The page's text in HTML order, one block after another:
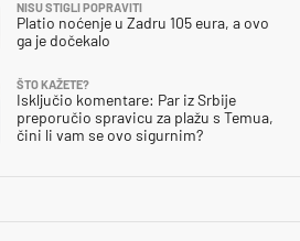
NISU STIGLI POPRAVITI
Platio noćenje u Zadru 105 eura, a ovo
ga je dočekalo
ŠTO KAŽETE?
Isključio komentare: Par iz Srbije
preporučio spravicu za plažu s Temua,
čini li vam se ovo sigurnim?